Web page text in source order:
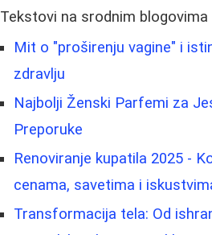
Tekstovi na srodnim blogovima
Mit o "proširenju vagine" i
zdravlju
Najbolji Ženski Parfemi za
Preporuke
Renoviranje kupatila 2025 -
cenama, savetima i
Transformacija tela: Od